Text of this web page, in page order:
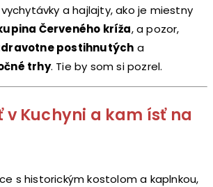
vychytávky a hajlajty, ako je miestny
Červeného kríža, a pozor,
postihnutých a
trhy. Tie by som si pozrel.
v Kuchyni a kam ísť na
s historickým kostolom a kaplnkou,